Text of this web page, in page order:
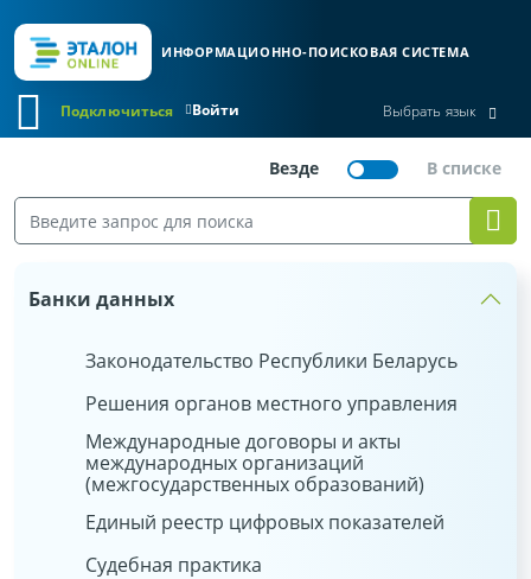
ИНФОРМАЦИОННО-ПОИСКОВАЯ СИСТЕМА
Войти
Подключиться Выбрать язык
Банки данных
Законодательство Республики Беларусь
Решения органов местного управления
Международные договоры и акты
международных организаций
(межгосударственных образований)
Единый реестр цифровых показателей
Судебная практика